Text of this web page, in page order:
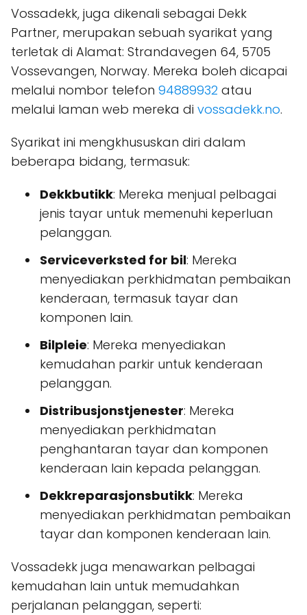
Vossadekk, juga dikenali sebagai Dekk
Partner, merupakan sebuah syarikat yang
terletak di Alamat: Strandavegen 64, 5705
Vossevangen, Norway. Mereka boleh dicapai
melalui nombor telefon 94889932 atau
melalui laman web mereka di vossadekk.no.
Syarikat ini mengkhususkan diri dalam
beberapa bidang, termasuk:
Dekkbutikk: Mereka menjual pelbagai
jenis tayar untuk memenuhi keperluan
pelanggan.
Serviceverksted for bil: Mereka
menyediakan perkhidmatan pembaikan
kenderaan, termasuk tayar dan
komponen lain.
Bilpleie: Mereka menyediakan
kemudahan parkir untuk kenderaan
pelanggan.
Distribusjonstjenester: Mereka
menyediakan perkhidmatan
penghantaran tayar dan komponen
kenderaan lain kepada pelanggan.
Dekkreparasjonsbutikk: Mereka
menyediakan perkhidmatan pembaikan
tayar dan komponen kenderaan lain.
Vossadekk juga menawarkan pelbagai
kemudahan lain untuk memudahkan
perjalanan pelanggan, seperti: